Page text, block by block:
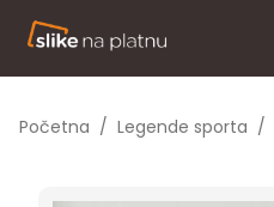
Početna / Legende sporta /